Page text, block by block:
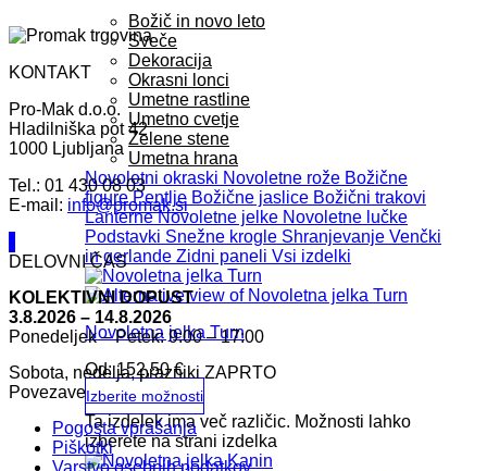
Božič in novo leto
Sveče
Dekoracija
Okrasni lonci
Umetne rastline
Umetno cvetje
Zelene stene
Umetna hrana
Novoletni okraski Novoletne rože Božične
figure Pentlje Božične jaslice Božični trakovi
Lanterne Novoletne jelke Novoletne lučke
Podstavki Snežne krogle Shranjevanje Venčki
in gerlande Zidni paneli Vsi izdelki
Novoletna jelka Turn
Od:152,50€
Izberite možnosti
Ta izdelek ima več različic. Možnosti lahko
izberete na strani izdelka
KONTAKT
Pro-Mak d.o.o.
Hladilniška pot 42
1000 Ljubljana
Tel.: 01 430 08 03
E-mail: info@promak.si
DELOVNI ČAS
KOLEKTIVNI DOPUST
3.8.2026 – 14.8.2026
Ponedeljek – Petek: 9:00 – 17:00
Sobota, nedelja, prazniki ZAPRTO
Povezave
Pogosta vprašanja
Piškotki
Varstvo osebnih podatkov